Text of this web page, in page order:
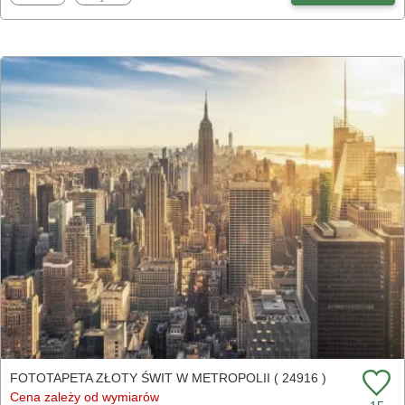
FOTOTAPETA ZŁOTY ŚWIT W METROPOLII ( 24916 )
Cena zależy od wymiarów